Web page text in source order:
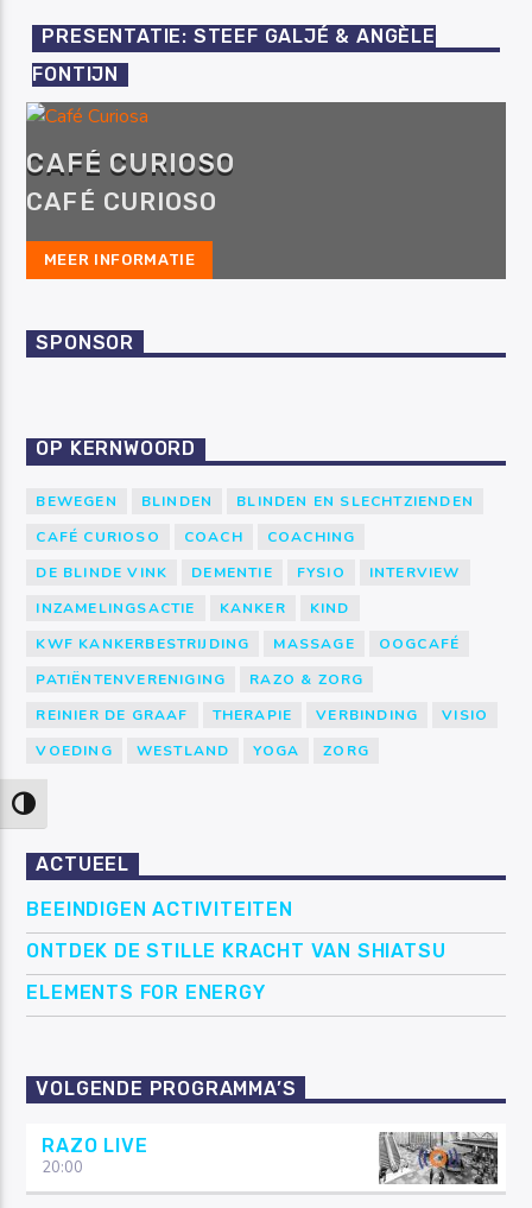
Keuze voor hoog contrast
PRESENTATIE: STEEF GALJÉ & ANGÈLE
FONTIJN
CAFÉ CURIOSO
CAFÉ CURIOSO
MEER INFORMATIE
SPONSOR
OP KERNWOORD
BEWEGEN BLINDEN
BLINDEN EN SLECHTZIENDEN
CAFÉ CURIOSO
COACH
COACHING
DE BLINDE VINK
DEMENTIE FYSIO
INTERVIEW
INZAMELINGSACTIE
KANKER
KIND
KWF KANKERBESTRIJDING
MASSAGE
OOGCAFÉ
PATIËNTENVERENIGING
RAZO & ZORG
REINIER DE GRAAF
THERAPIE VERBINDING
VISIO
VOEDING
WESTLAND YOGA ZORG
ACTUEEL
BEEINDIGEN ACTIVITEITEN
ONTDEK DE STILLE KRACHT VAN SHIATSU
ELEMENTS FOR ENERGY
VOLGENDE PROGRAMMA’S
RAZO LIVE
20:00